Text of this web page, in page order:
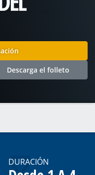
Descarga el folleto
DURACIÓN